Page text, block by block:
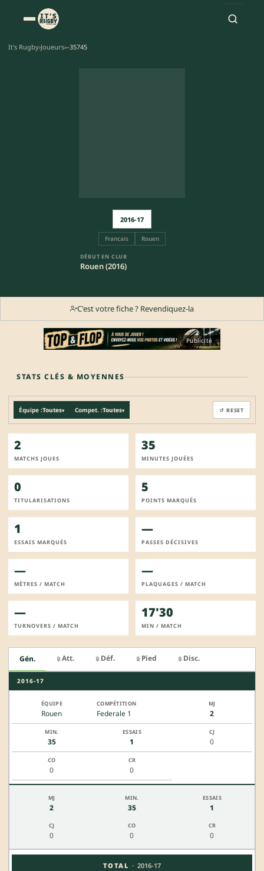
It's Rugby›Joueurs›–35745
2016-17
Francais Rouen
DÉBUT EN CLUB
Rouen (2016)
C'est votre fiche ? Revendiquez-la
Publicité
STATS CLÉS & MOYENNES
Équipe :Toutes▾ Compet. :Toutes▾ ↺ RESET
2
MATCHS JOUES
35
MINUTES JOUÉES
0
TITULARISATIONS
5
POINTS MARQUÉS
1
ESSAIS MARQUÉS
—
PASSES DÉCISIVES
—
MÈTRES / MATCH
—
PLAQUAGES / MATCH
—
TURNOVERS / MATCH
17'30
MIN / MATCH
Gén. 🔒 Att. 🔒 Déf. 🔒 Pied 🔒 Disc.
2016-17
Rouen Federale 1 2
35 1 0
0 0
2 35 1
0 0 0
TOTAL · 2016-17